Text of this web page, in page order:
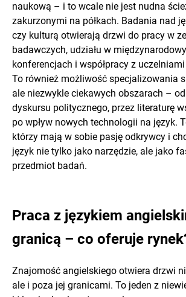
naukową – i to wcale nie jest nudna
zakurzonymi na półkach. Badania nad
czy kulturą otwierają drzwi do pracy w
badawczych, udziału w
konferencjach i współpracy z
To również możliwość specjalizowania
ale niezwykle ciekawych obszarach –
dyskursu politycznego, przez literaturę
po wpływ nowych technologii na język.
którzy mają w sobie pasję odkrywcy i
język nie tylko jako narzędzie, ale jako
przedmiot badań.
Praca z językiem
granicą – co oferuje
Znajomość angielskiego otwiera drzwi
ale i poza jej granicami. To jeden z